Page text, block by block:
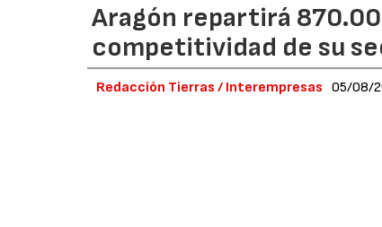
Aragón repartirá
competitividad de su
Redacción Tierras / Interempresas 05/08/